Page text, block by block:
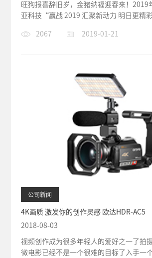
旺狗报喜辞旧岁，金猪纳福迎春来！2019
亚科技“赢战 2019 汇聚新动力 明日更精
2067
2019-01-21
公司新闻
4K画质 激发你的创作灵感 欧达HDR-AC5
2018-08-03
视频创作成为很多年轻人的爱好之一了拍
微电影已经不是一个很难的目标了入手一